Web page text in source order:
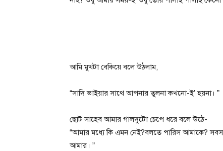
আমি মুখটা বেকিয়ে বলে উঠলাম,
“সাদি ভাইয়ার সাথে আপনার তুলনা কখনো-ই’ হয়না। ”
ছোট সাহেব আমার গালদুটো চেপে ধরে বলে উঠে-
“আমার মধ্যে কি এমন নেই?বলতে পারিস আমাকে?
আমার। ”